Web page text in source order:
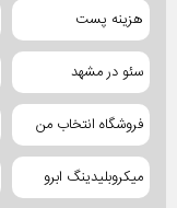
هزینه پست
سئو در مشهد
فروشگاه انتخاب من
میکروبلیدینگ ابرو